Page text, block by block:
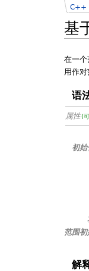
基
C++
在一个
用作
语
属性(
初
范围
解